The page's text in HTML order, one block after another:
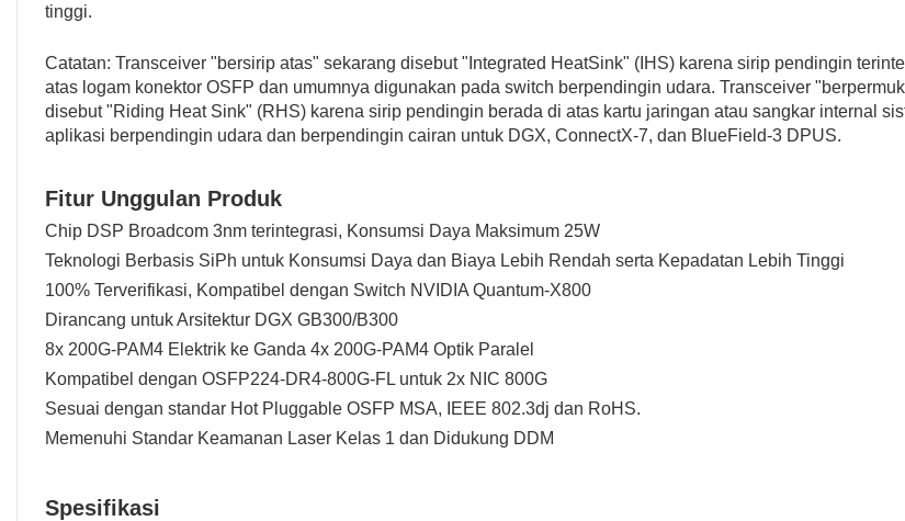
tinggi.
Catatan: Transceiver "bersirip atas" sekarang disebut "Integrated HeatSink" (IHS) karena sirip pendingin
atas logam konektor OSFP dan umumnya digunakan pada switch berpendingin udara. Transceiver
disebut "Riding Heat Sink" (RHS) karena sirip pendingin berada di atas kartu jaringan atau sangkar internal
aplikasi berpendingin udara dan berpendingin cairan untuk DGX, ConnectX-7, dan BlueField-3 DPUS.
Fitur Unggulan Produk
Chip DSP Broadcom 3nm terintegrasi, Konsumsi Daya Maksimum 25W
Teknologi Berbasis SiPh untuk Konsumsi Daya dan Biaya Lebih Rendah serta Kepadatan Lebih Tinggi
100% Terverifikasi, Kompatibel dengan Switch NVIDIA Quantum-X800
Dirancang untuk Arsitektur DGX GB300/B300
8x 200G-PAM4 Elektrik ke Ganda 4x 200G-PAM4 Optik Paralel
Kompatibel dengan OSFP224-DR4-800G-FL untuk 2x NIC 800G
Sesuai dengan standar Hot Pluggable OSFP MSA, IEEE 802.3dj dan RoHS.
Memenuhi Standar Keamanan Laser Kelas 1 dan Didukung DDM
Spesifikasi